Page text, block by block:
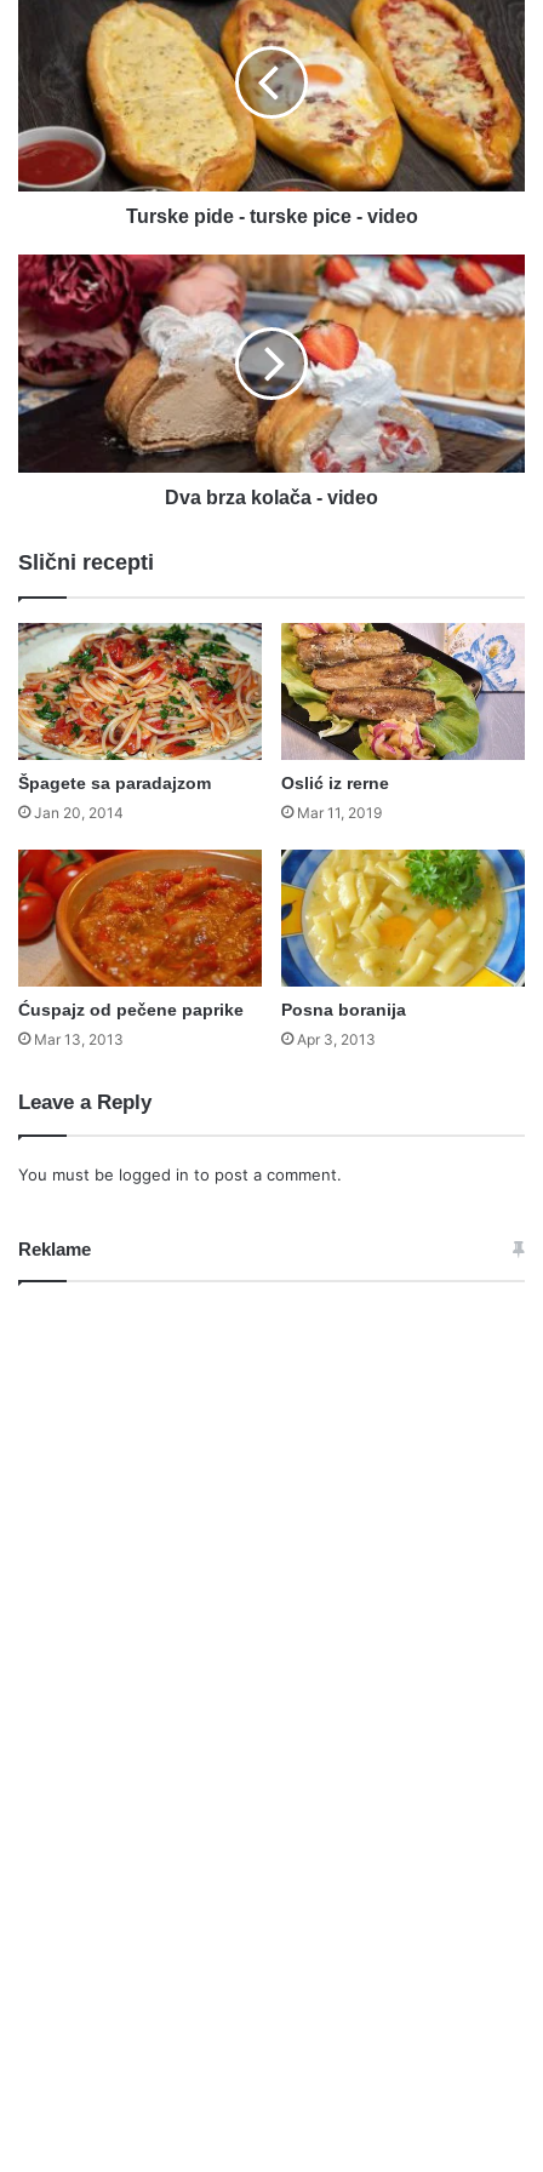
turske
pice
video
Turske pide - turske pice - video
Dva
brza
kolača
-
video
Dva brza kolača - video
Slični recepti
Špagete sa paradajzom
Jan 20, 2014
Oslić iz rerne
Mar 11, 2019
Ćuspajz od pečene paprike
Mar 13, 2013
Posna boranija
Apr 3, 2013
Leave a Reply
You must be logged in to post a comment.
Reklame